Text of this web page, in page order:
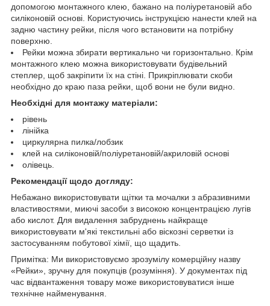
допомогою монтажного клею, бажано на поліуретановій або
силіконовій основі. Користуючись інструкцією нанести клей на
задню частину рейки, після чого встановити на потрібну
поверхню.
Рейки можна збирати вертикально чи горизонтально. Крім
монтажного клею можна використовувати будівельний
степлер, щоб закріпити їх на стіні. Прикріплювати скоби
необхідно до краю паза рейки, щоб вони не були видно.
Необхідні для монтажу матеріали:
рівень
лінійка
циркулярна пилка/лобзик
клей на силіконовій/поліуретановій/акриловій основі
олівець.
Рекомендації щодо догляду:
Небажано використовувати щітки та мочалки з абразивними
властивостями, миючі засоби з високою концентрацією лугів
або кислот. Для видалення забруднень найкраще
використовувати м'які текстильні або віскозні серветки із
застосуванням побутової хімії, що щадить.
Примітка: Ми використовуємо зрозумілу комерційну назву
«Рейки», зручну для покупців (розуміння). У документах під
час відвантаження товару може використовуватися інше
технічне найменування.